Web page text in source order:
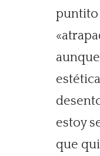
puntito
estoy
que